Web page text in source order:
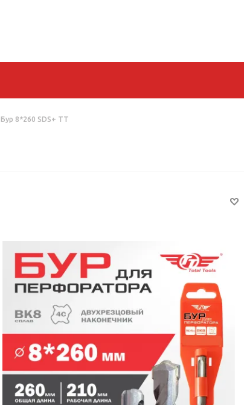
Бур 8*260 SDS+ TT